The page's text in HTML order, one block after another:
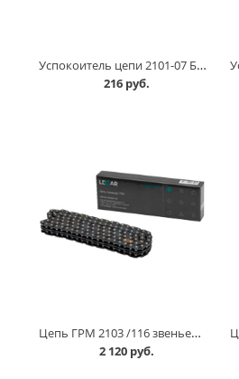
Успокоитель цепи 2101-07 Балаково в Омске
216 руб.
Цепь ГРМ 2103 /116 звеньев/, Lecar в Омске
2 120 руб.